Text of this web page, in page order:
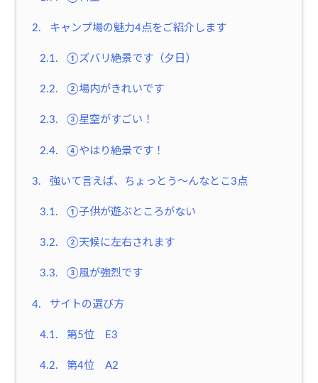
2. キャンプ場の魅力4点をご紹介します
2.1. ①ズバリ絶景です（夕日）
2.2. ②場内がきれいです
2.3. ③星空がすごい！
2.4. ④やはり絶景です！
3. 強いて言えば、ちょっとう〜んなとこ3点
3.1. ①子供が遊ぶところがない
3.2. ②天候に左右されます
3.3. ③風が強烈です
4. サイトの選び方
4.1. 第5位 E3
4.2. 第4位 A2